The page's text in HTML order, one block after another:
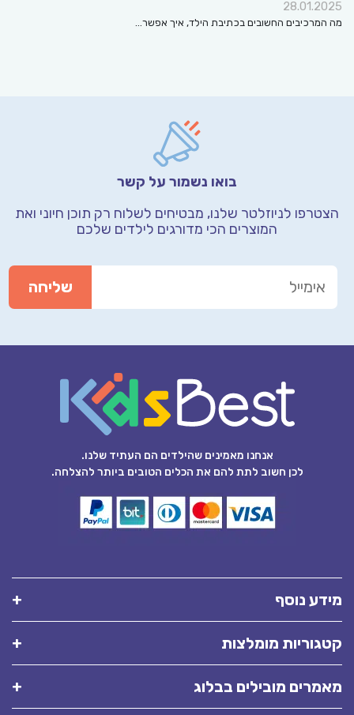
28.01.2025
מה המרכיבים החשובים בכתיבת הילד, איך אפשר…
בואו נשמור על קשר
הצטרפו לניוזלטר שלנו, מבטיחים לשלוח רק תוכן חיוני ואת
המוצרים הכי מדורגים לילדים שלכם
אנחנו מאמינים שהילדים הם העתיד שלנו.
לכן חשוב לתת להם את הכלים הטובים ביותר להצלחה.
מידע נוסף
קטגוריות מומלצות
מאמרים מובילים בבלוג